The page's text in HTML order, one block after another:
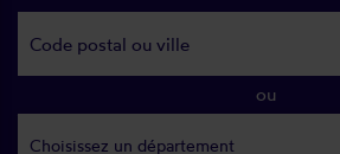
ou
Choisissez un département